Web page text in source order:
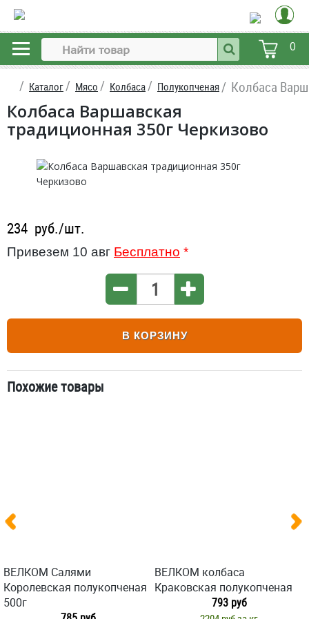
0
Каталог Мясо Колбаса Полукопченая Колбаса
Колбаса Варшавская
традиционная 350г Черкизово
234 руб./шт.
Привезем 10 авг Бесплатно *
В КОРЗИНУ
Похожие товары
ВЕЛКОМ Салями
Королевская полукопченая
500г
ВЕЛКОМ колбаса
Краковская полукопченая
793 руб